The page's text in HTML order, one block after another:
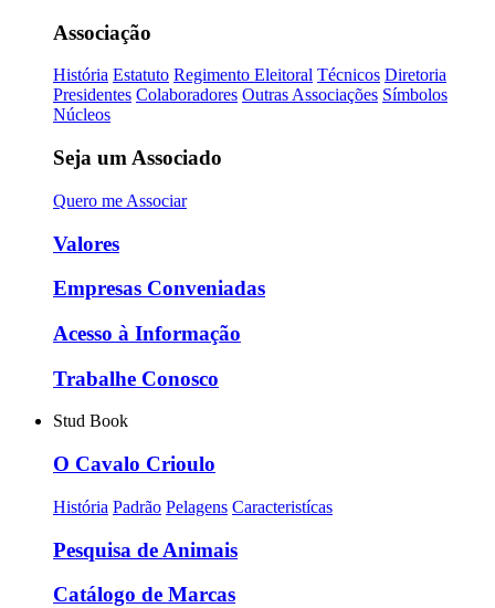
Associação
História Estatuto Regimento Eleitoral Técnicos Diretoria
Presidentes Colaboradores Outras Associações Símbolos
Núcleos
Seja um Associado
Quero me Associar
Valores
Empresas Conveniadas
Acesso à Informação
Trabalhe Conosco
Stud Book
O Cavalo Crioulo
História Padrão Pelagens Caracteristícas
Pesquisa de Animais
Catálogo de Marcas